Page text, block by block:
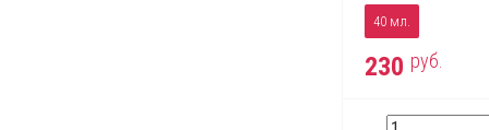
40 мл.
230 руб.